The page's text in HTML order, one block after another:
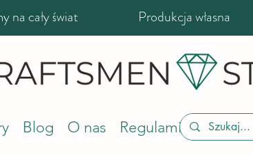
na cały świat Produkcja własna
Blog O nas Regulamin sklepu